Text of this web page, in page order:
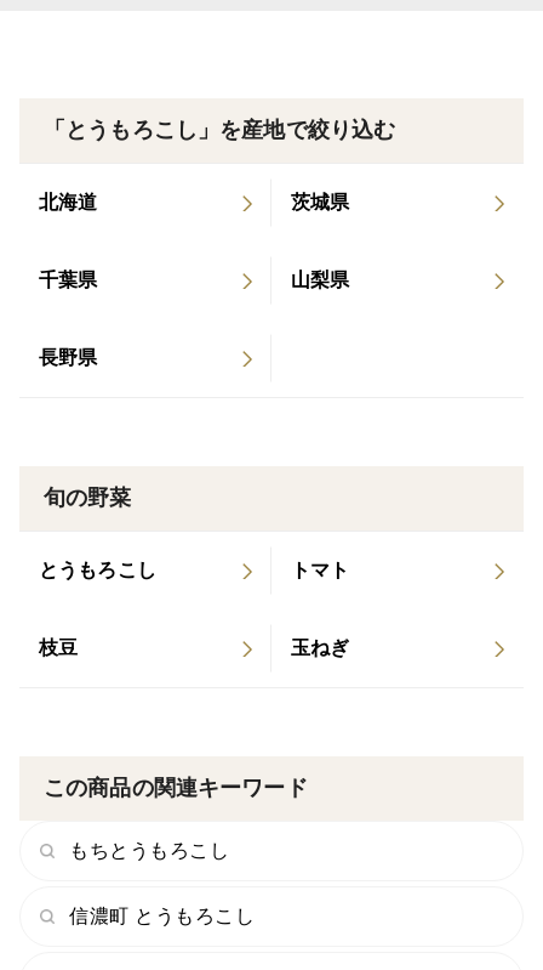
水に溶ける性質を持っています。茹でると赤色や成分が
るのがオススメです。
大和ルージュを使ったオススメレシピはこちら↓↓
〇商品について
☆スイートコーンは鮮度落ちが早い為、到着後は適切な
収穫適期が短いスイートコーンは、生育状況により発送
味しくなった日を見極めて収穫、出荷いたしますのでお
「とうもろこし」を産地で絞り込む
北海道 茨城県
千葉県 山梨県
長野県
旬の野菜
とうもろこし トマト
枝豆 玉ねぎ
この商品の関連キーワード
もちとうもろこし
信濃町 とうもろこし